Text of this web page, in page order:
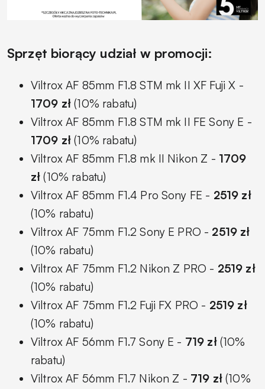
Sprzęt biorący udział w promocji:
Viltrox AF 85mm F1.8 STM mk II XF Fuji X -
1709 zł (10% rabatu)
Viltrox AF 85mm F1.8 STM mk II FE Sony E -
1709 zł (10% rabatu)
Viltrox AF 85mm F1.8 mk II Nikon Z - 1709
zł (10% rabatu)
Viltrox AF 85mm F1.4 Pro Sony FE - 2519 zł
(10% rabatu)
Viltrox AF 75mm F1.2 Sony E PRO - 2519 zł
(10% rabatu)
Viltrox AF 75mm F1.2 Nikon Z PRO - 2519 zł
(10% rabatu)
Viltrox AF 75mm F1.2 Fuji FX PRO - 2519 zł
(10% rabatu)
Viltrox AF 56mm F1.7 Sony E - 719 zł(10%
rabatu)
Viltrox AF 56mm F1.7 Nikon Z - 719 zł(10%